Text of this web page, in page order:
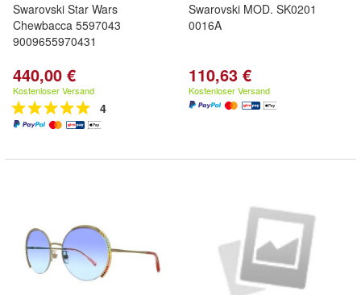
Swarovski Star Wars
Chewbacca 5597043
9009655970431
440,00 €
Kostenloser Versand
4
Swarovski MOD. SK0201
0016A
110,63 €
Kostenloser Versand